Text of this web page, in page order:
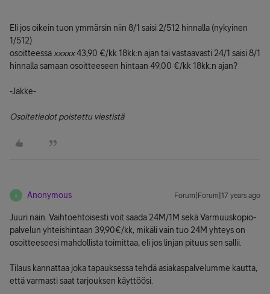
Eli jos oikein tuon ymmärsin niin 8/1 saisi 2/512 hinnalla (nykyinen
1/512)
osoitteessa xxxxx43,90 €/kk 18kk:n ajan tai vastaavasti 24/1 saisi 8/1
hinnalla samaan osoitteeseen hintaan 49,00 €/kk 18kk:n ajan?
-Jakke-
Osoitetiedot poistettu viestistä
A Anonymous Forum|Forum|17 years ago
Juuri näin. Vaihtoehtoisesti voit saada 24M/1M sekä Varmuuskopio-
palvelun yhteishintaan 39,90€/kk, mikäli vain tuo 24M yhteys on
osoitteeseesi mahdollista toimittaa, eli jos linjan pituus sen sallii.
Tilaus kannattaa joka tapauksessa tehdä asiakaspalvelumme kautta,
että varmasti saat tarjouksen käyttöösi.